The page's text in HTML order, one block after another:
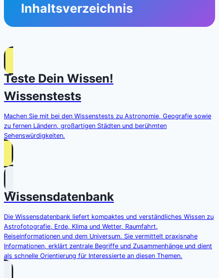
Inhaltsverzeichnis
Teste Dein Wissen!
Wissenstests
Machen Sie mit bei den Wissenstests zu Astronomie, Geografie sowie
zu fernen Ländern, großartigen Städten und berühmten
Sehenswürdigkeiten.
Wissensdatenbank
Die Wissensdatenbank liefert kompaktes und verständliches Wissen zu
Astrofotografie, Erde, Klima und Wetter, Raumfahrt,
Reiseinformationen und dem Universum. Sie vermittelt praxisnahe
Informationen, erklärt zentrale Begriffe und Zusammenhänge und dient
als schnelle Orientierung für Interessierte an diesen Themen.